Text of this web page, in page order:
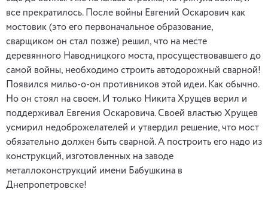
все прекратилось. После войны Евгений Оскарович как
мостовик (это его первоначальное образование,
сварщиком он стал позже) решил, что на месте
деревянного Наводницкого моста, просуществовавшего до
самой войны, необходимо строить автодорожный сварной!
Появился мильо-о-он противников этой идеи. Как обычно.
Но он стоял на своем. И только Никита Хрущев верил и
поддерживал Евгения Оскаровича. Своей властью Хрущев
усмирил недоброжелателей и утвердил решение, что мост
обязательно должен быть сварной. А построить его надо из
конструкций, изготовленных на заводе
металлоконструкций имени Бабушкина в
Днепропетровске!